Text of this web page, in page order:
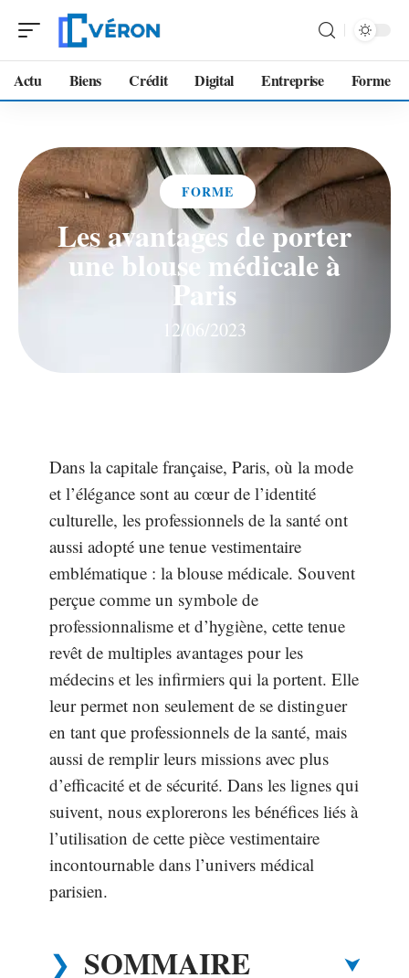
Actu Biens Crédit Digital Entreprise Forme
FORME
Les avantages de porter
une blouse médicale à
Paris
12/06/2023
Dans la capitale française, Paris, où la mode
et l’élégance sont au cœur de l’identité
culturelle, les professionnels de la santé ont
aussi adopté une tenue vestimentaire
emblématique : la blouse médicale. Souvent
perçue comme un symbole de
professionnalisme et d’hygiène, cette tenue
revêt de multiples avantages pour les
médecins et les infirmiers qui la portent. Elle
leur permet non seulement de se distinguer
en tant que professionnels de la santé, mais
aussi de remplir leurs missions avec plus
d’efficacité et de sécurité. Dans les lignes qui
suivent, nous explorerons les bénéfices liés à
l’utilisation de cette pièce vestimentaire
incontournable dans l’univers médical
parisien.
SOMMAIRE